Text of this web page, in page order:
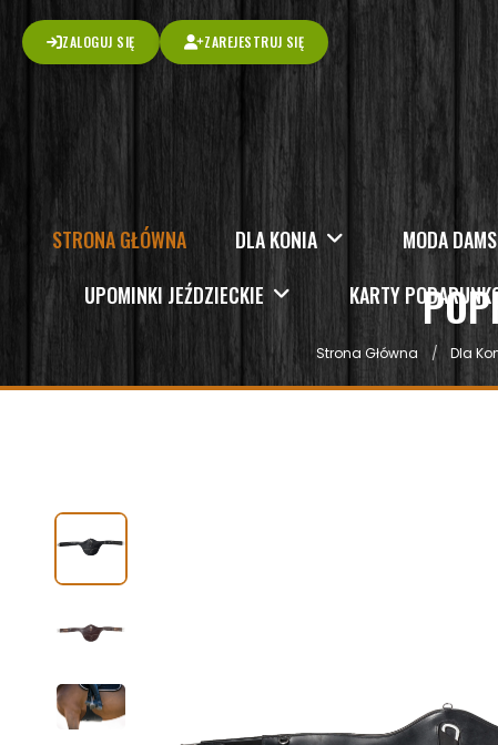
ZALOGUJ SIĘ ZAREJESTRUJ SIĘ
STRONA GŁÓWNA DLA KONIA MODA
UPOMINKI JEŹDZIECKIE
KARTY
Strona Główna Dla